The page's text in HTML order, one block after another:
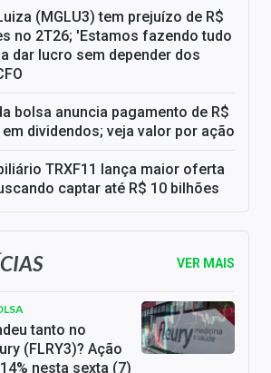
(MGLU3) tem prejuízo de R$
no 2T26; 'Estamos fazendo tudo
dar lucro sem depender dos
bolsa anuncia pagamento de R$
dividendos; veja valor por ação
TRXF11 lança maior oferta
captar até R$ 10 bilhões
VER MAIS
tanto no
(FLRY3)? Ação
nesta sexta (7)